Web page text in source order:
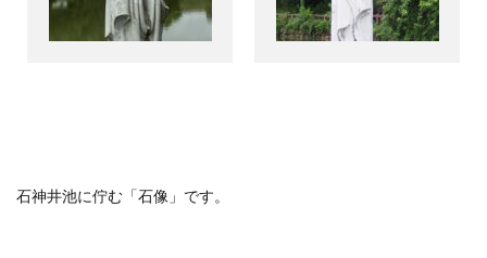
石神井池に佇む「石像」です。